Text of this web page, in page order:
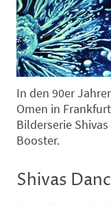
In den 90er
Omen in
Bilderserie
Booster.
Shivas